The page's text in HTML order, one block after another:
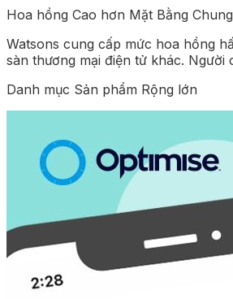
Hoa hồng Cao hơn Mặt Bằng Chung
Watsons cung cấp mức hoa hồng
sàn thương mại điện tử khác.
Danh mục Sản phẩm Rộng lớn